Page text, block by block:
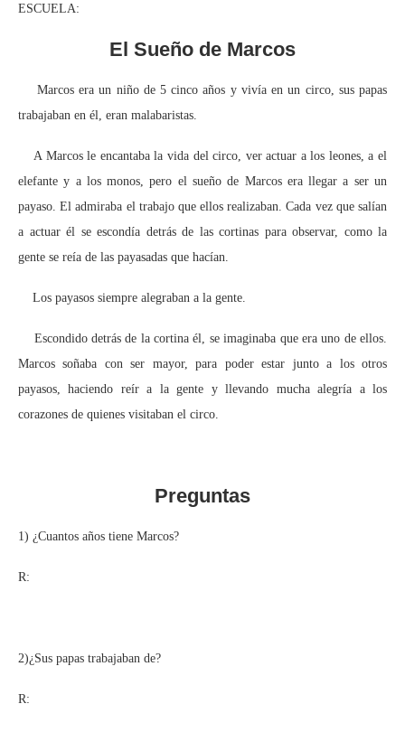
ESCUELA:
El Sueño de Marcos
Marcos era un niño de 5 cinco años y vivía en un circo, sus papas
trabajaban en él, eran malabaristas.
A Marcos le encantaba la vida del circo, ver actuar a los leones, a el
elefante y a los monos, pero el sueño de Marcos era llegar a ser un
payaso. El admiraba el trabajo que ellos realizaban. Cada vez que salían
a actuar él se escondía detrás de las cortinas para observar, como la
gente se reía de las payasadas que hacían.
Los payasos siempre alegraban a la gente.
Escondido detrás de la cortina él, se imaginaba que era uno de ellos.
Marcos soñaba con ser mayor, para poder estar junto a los otros
payasos, haciendo reír a la gente y llevando mucha alegría a los
corazones de quienes visitaban el circo.
Preguntas
1) ¿Cuantos años tiene Marcos?
R:
2)¿Sus papas trabajaban de?
R: